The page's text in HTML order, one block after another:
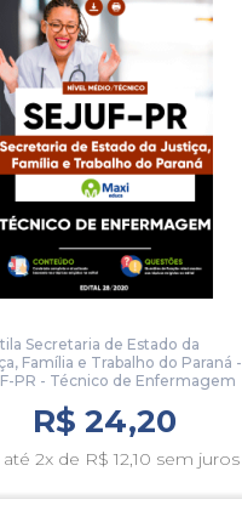
Secretaria de Estado da
Família e Trabalho do Paraná -
PR - Técnico de Enfermagem
R$ 24,20
2x de R$ 12,10 sem juros